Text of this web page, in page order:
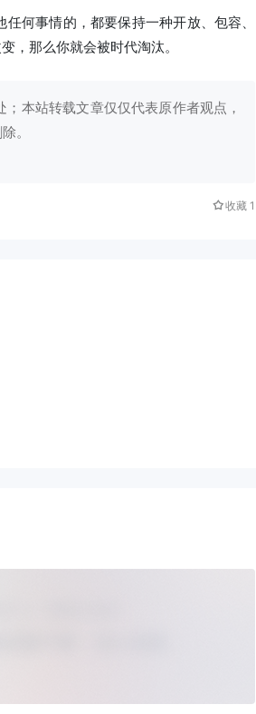
何事情的，都要保持一种开放、包容、
，那么你就会被时代淘汰。
本站转载文章仅仅代表原作者观点，
。
收藏1